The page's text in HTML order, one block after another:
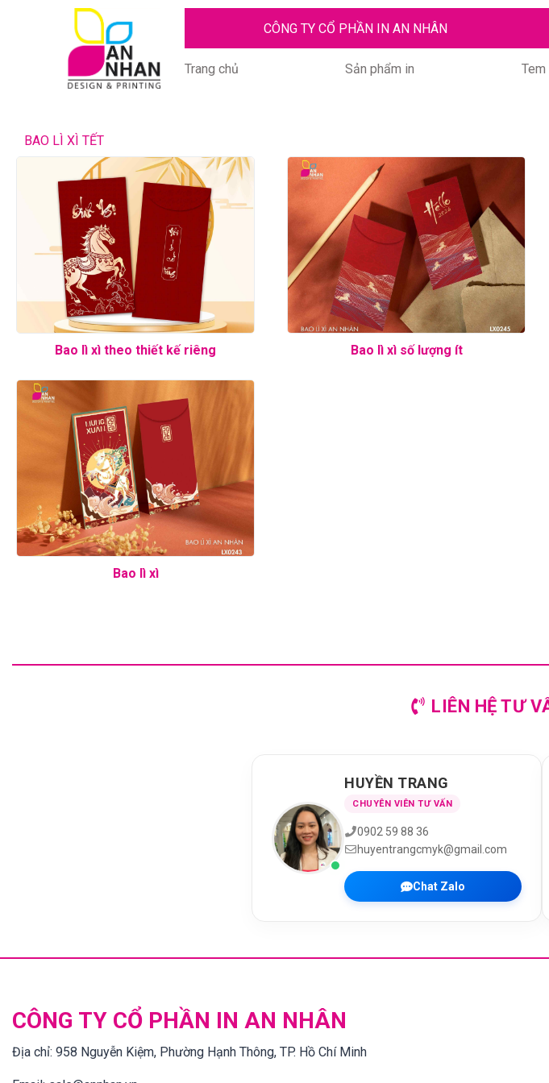
CÔNG TY CỔ PHẦN IN AN NHÂN
Trang chủ Sản phẩm in Tem
BAO LÌ XÌ TẾT
Bao lì xì theo thiết kế riêng Bao lì xì số lượng ít
Bao lì xì
LIÊN HỆ TƯ
HUYỀN TRANG
CHUYÊN VIÊN TƯ VẤN
0902 59 88 36
huyentrangcmyk@gmail.com
Chat Zalo
CÔNG TY CỔ PHẦN IN AN NHÂN
Địa chỉ: 958 Nguyễn Kiệm, Phường Hạnh Thông, TP. Hồ Chí Minh